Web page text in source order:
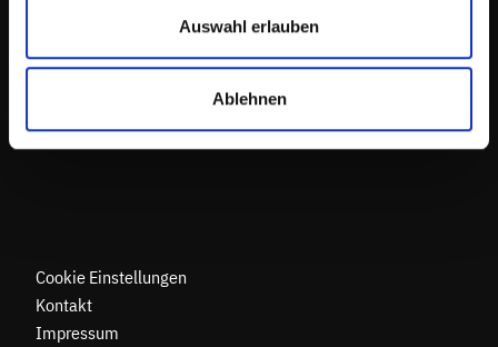
Auswahl erlauben
Ablehnen
Cookie Einstellungen
Kontakt
Impressum